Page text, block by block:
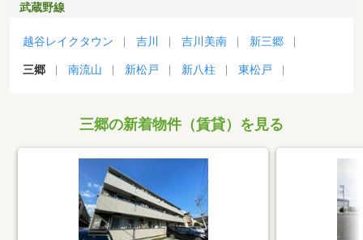
武蔵野線
越谷レイクタウン 吉川 吉川美南 新三郷
三郷 南流山 新松戸 新八柱 東松戸
三郷の新着物件（賃貸）を見る